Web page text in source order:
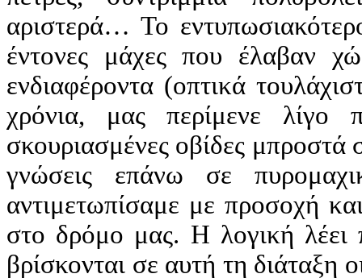
αριστερά… Το
έντονες μάχες που έλαβαν
ενδιαφέροντα (οπτικά
χρόνια, μας περίμενε
σκουριασμένες οβίδες μπροστά
γνώσεις επάνω σε
αντιμετωπίσαμε με προσοχή
στο δρόμο μας. Η λογική λέει
βρίσκονται σε αυτή τη διάταξη